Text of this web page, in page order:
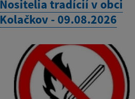
Nositelia tradícií v obci
Kolačkov - 09.08.2026